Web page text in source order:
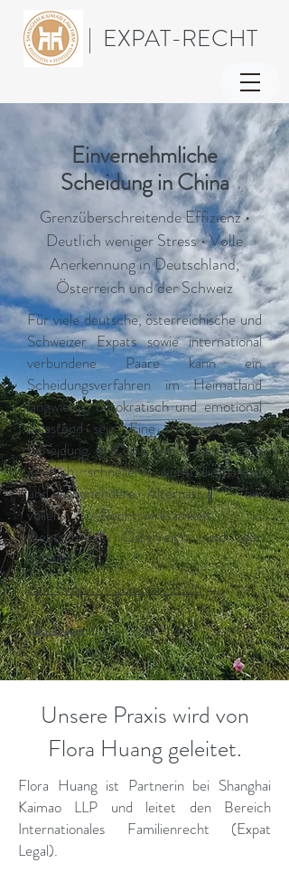
| EXPAT-RECHT
Einvernehmliche
Scheidung in China
Grenzüberschreitende Effizienz •
Deutlich weniger Stress • Volle
Anerkennung in Deutschland,
Österreich und der Schweiz
Für viele deutsche, österreichische und
Schweizer Expats sowie international
verbundene Paare kann ein
Scheidungsverfahren im Heimatland
langwierig, bürokratisch und emotional
belastend sein. Eine einvernehmliche
Scheidung in China bietet häufig eine
deutlich schnellere, kontrollierbarere
und schonendere Alternative – bei
voller Rechtswirksamkeit in
Deutschland, Österreich und der
Schweiz.
Zum Executive Summary 2026→
Aktualisiert:5. Juni 2026
Unsere Praxis wird von
Flora Huang geleitet.
Flora Huang ist Partnerin bei Shanghai
Kaimao LLP und leitet den Bereich
Internationales Familienrecht (Expat
Legal).